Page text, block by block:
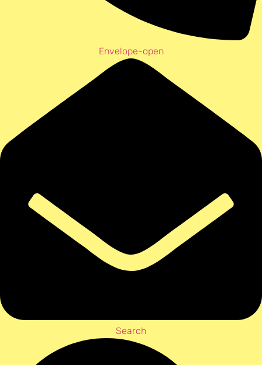
Envelope-open
Search